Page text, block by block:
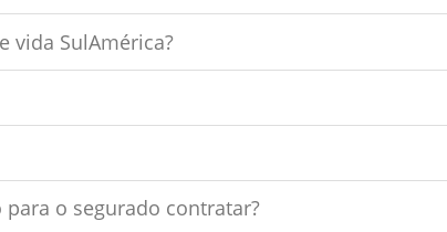
vida SulAmérica?
o segurado contratar?